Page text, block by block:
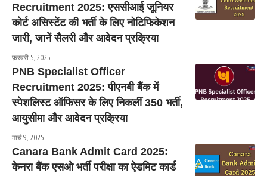
Recruitment 2025: एससीआई जूनियर
कोर्ट असिस्टेंट की भर्ती के लिए नोटिफिकेशन
जारी, जानें सैलरी और आवेदन प्रक्रिया
फ़रवरी 5, 2025
PNB Specialist Officer
Recruitment 2025: पीएनबी बैंक में
स्पेशलिस्ट ऑफिसर के लिए निकलीं 350 भर्ती,
आयुसीमा और आवेदन प्रक्रिया
मार्च 9, 2025
Canara Bank Admit Card 2025:
केनरा बैंक एसओ भर्ती परीक्षा का ऐडमिट कार्ड